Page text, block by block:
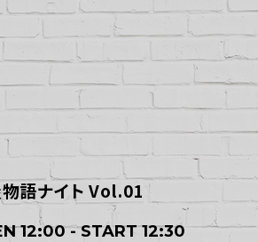
語ナイト Vol.01
12:00 - START 12:30